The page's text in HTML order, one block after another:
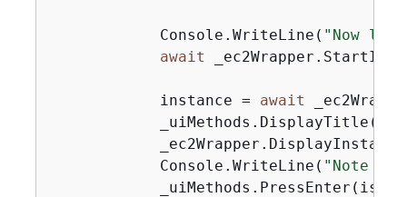
            Console.WriteLine(
"Now
await
            instance =
await
            _uiMethods.DisplayTitle(
            Console.WriteLine(
"Note